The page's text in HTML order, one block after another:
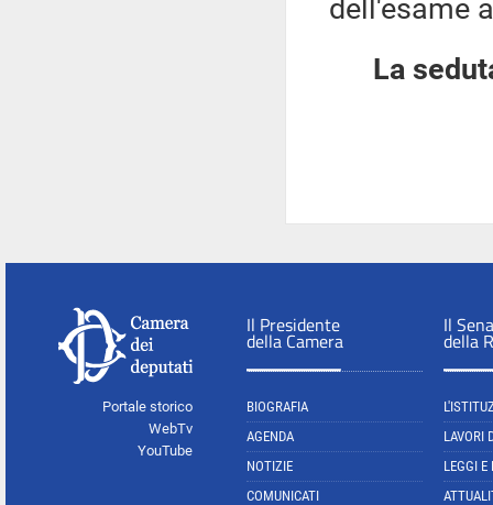
dell'esame
La
Portale storico
WebTv
YouTube
Il Presidente
della Camera
BIOGRAFIA
AGENDA
NOTIZIE
COMUNICATI
Il
della
LAVORI
LEGGI E